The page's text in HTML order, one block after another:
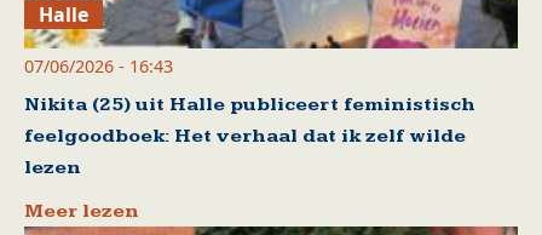
Halle
07/06/2026 - 16:43
Nikita (25) uit Halle publiceert feministisch
feelgoodboek: Het verhaal dat ik zelf wilde
lezen
Meer lezen